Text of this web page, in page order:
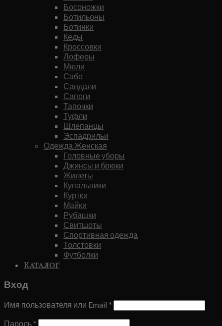
Босоножки
Ботильоны
Ботинки
Кеды
Кроссовки
Лоферы
Мюли
Сабо
Сандали
Сапоги
Тапочки
Туфли
Шлепанцы
Эспадрильи
Одежда Женская
Головные уборы
Джинсы и брюки
Жилеты
Купальники
Куртки
Майки
Рубашки
Свитшоты
Спортивная одежда
Толстовки
Футболки
Каталог
Вход
Имя пользователя или Email *
Пароль *